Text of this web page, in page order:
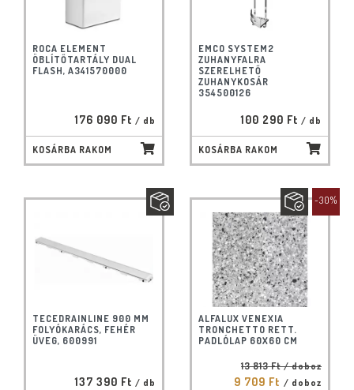
ROCA ELEMENT
ÖBLÍTŐTARTÁLY DUAL
FLASH, A341570000
176 090 Ft / db
KOSÁRBA RAKOM
EMCO SYSTEM2
ZUHANYFALRA
SZERELHETŐ
ZUHANYKOSÁR
354500126
100 290 Ft / db
KOSÁRBA RAKOM
TECEDRAINLINE 900 MM
FOLYÓKARÁCS, FEHÉR
ÜVEG, 600991
137 390 Ft / db
-30%
ALFALUX VENEXIA
TRONCHETTO RETT.
PADLÓLAP 60X60 CM
13 813 Ft/ doboz
9 709 Ft / doboz